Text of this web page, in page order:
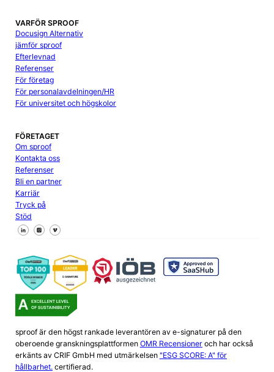
VARFÖR SPROOF
Docusign Alternativ
jämför sproof
Efterlevnad
Referenser
För företag
För personalavdelningen/HR
För universitet och högskolor
FÖRETAGET
Om sproof
Kontakta oss
Referenser
Bli en partner
Karriär
Tryck på
Stöd
Följ oss på Facebook
Följ oss på X
Följ oss på LinkedIn
sproof är den högst rankade leverantören av e-signaturer på den
oberoende granskningsplattformen OMR Recensioneroch har också
erkänts av CRIF GmbH med utmärkelsen "ESG SCORE: A" för
hållbarhet. certifierad.